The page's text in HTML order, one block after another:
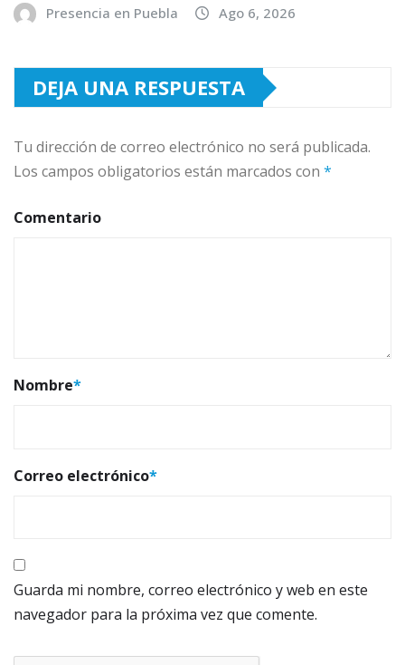
Presencia en Puebla Ago 6, 2026
DEJA UNA RESPUESTA
Tu dirección de correo electrónico no será publicada.
Los campos obligatorios están marcados con *
Comentario
Nombre*
Correo electrónico*
Guarda mi nombre, correo electrónico y web en este
navegador para la próxima vez que comente.